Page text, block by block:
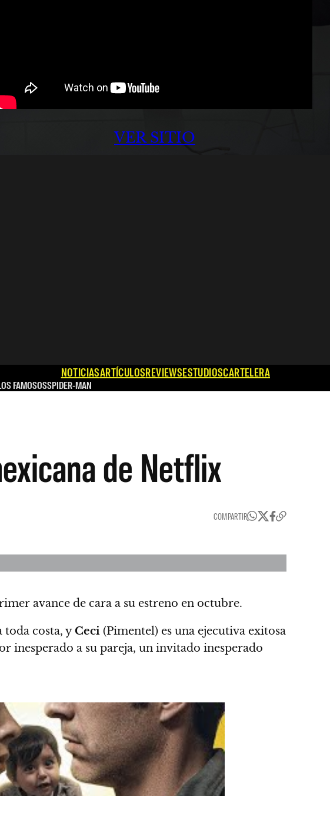
VER SITIO
NOTICIASARTÍCULOSREVIEWSESTUDIOSCARTELERA
FAMOSOSSPIDER-MAN
de Netflix
COMPARTIR
avance de cara a su estreno en octubre.
costa, yCeci (Pimentel) es una ejecutiva exitosa
inesperado a su pareja, un invitado inesperado